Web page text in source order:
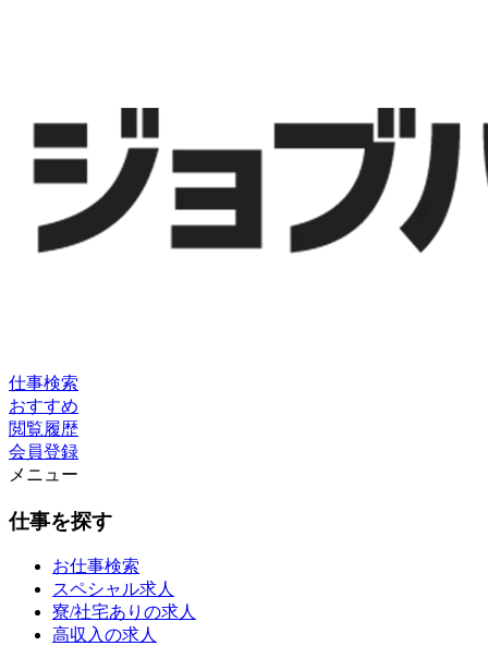
仕事検索
おすすめ
閲覧履歴
会員登録
メニュー
仕事を探す
お仕事検索
スペシャル求人
寮/社宅ありの求人
高収入の求人